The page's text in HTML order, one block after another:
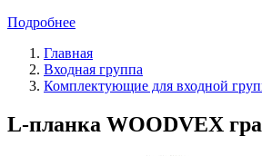
Подробнее
Главная
Входная группа
Комплектующие для входной
L-планка WOODVEX